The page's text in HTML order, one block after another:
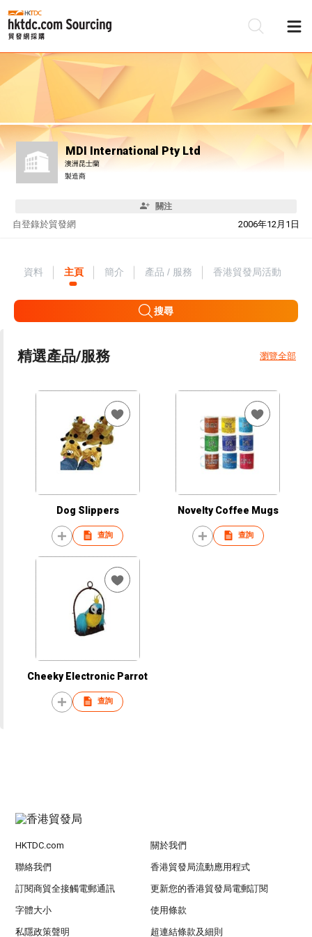
MDI International Pty Ltd
澳洲昆士蘭
製造商
關注
自 2006年12月1日
登錄於貿發網
資料 主頁 簡介 產品 / 服務 香港貿發局活動
搜尋
精選產品/服務 瀏覽全部
Dog Slippers
查詢
Novelty Coffee Mugs
查詢
Cheeky Electronic Parrot
查詢
HKTDC.com 關於我們
聯絡我們 香港貿發局流動應用程式
訂閱商貿全接觸電郵通訊 更新您的香港貿發局電郵訂閱
字體大小 使用條款
私隱政策聲明 超連結條款及細則